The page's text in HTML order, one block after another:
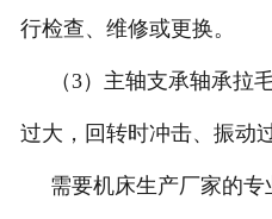
行检查、维修或更换。
（3）主轴支承轴承拉
过大，回转时冲击、振动
需要机床生产厂家的专